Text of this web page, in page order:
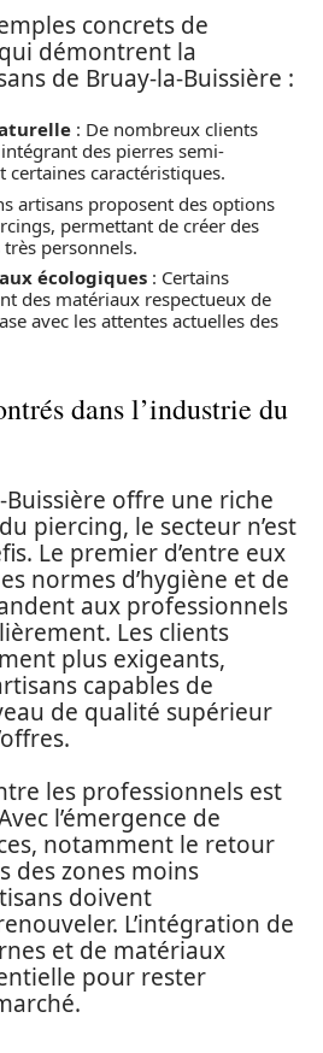
concrets de
démontrent la
de Bruay-la-Buissière :
: De nombreux clients
des pierres semi-
certaines caractéristiques.
artisans proposent des options
permettant de créer des
personnels.
écologiques : Certains
des matériaux respectueux de
avec les attentes actuelles des
dans l’industrie du
offre une riche
piercing, le secteur n’est
Le premier d’entre eux
normes d’hygiène et de
aux professionnels
Les clients
plus exigeants,
capables de
de qualité supérieur
les professionnels est
l’émergence de
notamment le retour
des zones moins
doivent
L’intégration de
et de matériaux
pour rester